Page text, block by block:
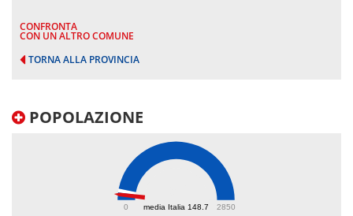
CONFRONTA
CON UN ALTRO COMUNE
TORNA ALLA PROVINCIA
POPOLAZIONE
media Italia 148.7
0 2850